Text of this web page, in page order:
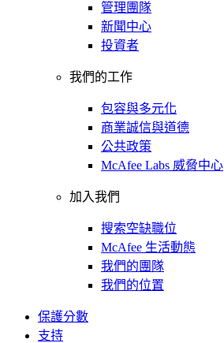
管理團隊
新聞中心
投資者
我們的工作
包容與多元化
商業誠信與道德
公共政策
McAfee Labs 威脅中心
加入我們
搜索空缺職位
McAfee 生活動態
我們的團隊
我們的位置
保護分數
支持